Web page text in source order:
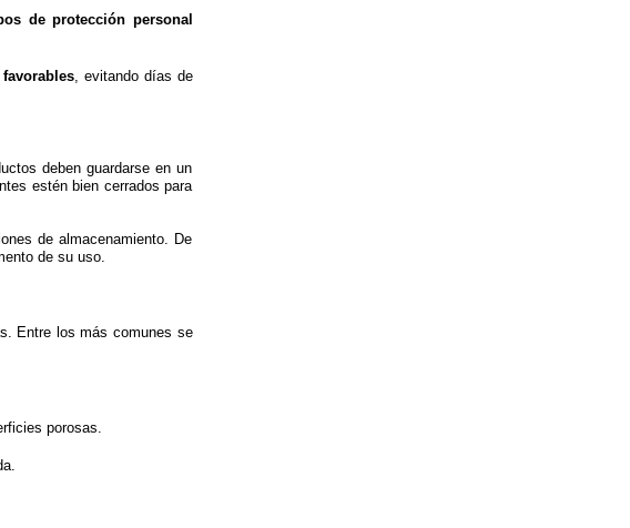
de protección personal
, evitando días de
deben guardarse en un
estén bien cerrados para
de almacenamiento. De
de su uso.
Entre los más comunes se
porosas.